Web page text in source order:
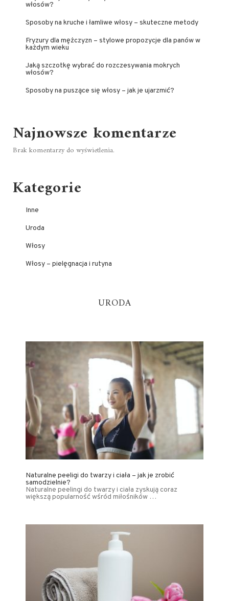
włosów?
Sposoby na kruche i łamliwe włosy – skuteczne metody
Fryzury dla mężczyzn – stylowe propozycje dla panów w
każdym wieku
Jaką szczotkę wybrać do rozczesywania mokrych
włosów?
Sposoby na puszące się włosy – jak je ujarzmić?
Najnowsze komentarze
Brak komentarzy do wyświetlenia.
Kategorie
Inne
Uroda
Włosy
Włosy – pielęgnacja i rutyna
URODA
Naturalne peeligi do twarzy i ciała – jak je zrobić
samodzielnie?
Naturalne peelingi do twarzy i ciała zyskują coraz
większą popularność wśród miłośników …